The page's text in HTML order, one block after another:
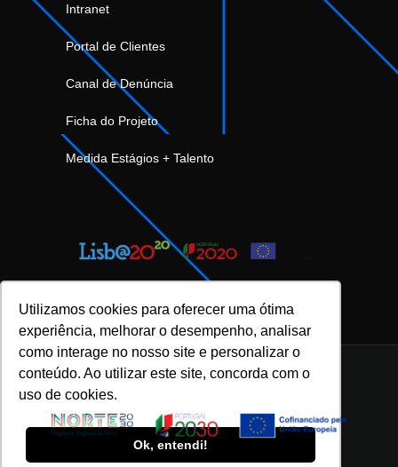
Utilizamos cookies para oferecer uma ótima
experiência, melhorar o desempenho, analisar
como interage no nosso site e personalizar o
conteúdo. Ao utilizar este site, concorda com o
uso de cookies.
Ok, entendi!
Intranet
Portal de Clientes
Canal de Denúncia
Ficha do Projeto
Medida Estágios + Talento
INOVFLOW Business Solutions © 2023 |
Política de Privacidade e Proteção de Dados
|
Política da Qualidade